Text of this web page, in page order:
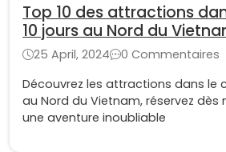
Top 10 des attractions
10 jours au Nord du
25 April, 2024
0 Commentaires
Découvrez les attractions dans le
au Nord du Vietnam, réservez
une aventure inoubliable